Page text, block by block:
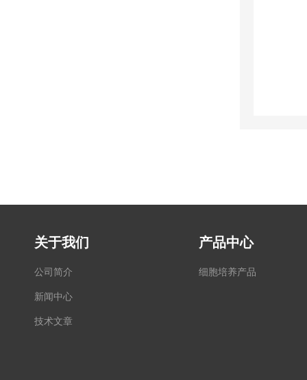
关于我们
公司简介
新闻中心
技术文章
产品中心
细胞培养产品